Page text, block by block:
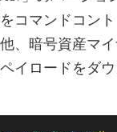
コマンドコン
、暗号資産マ
イロードをダウ